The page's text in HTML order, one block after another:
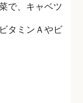
で、キャベツ
タミンＡやビ